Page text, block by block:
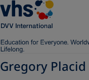
Gregory Placid